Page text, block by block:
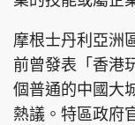
摩根士丹利亞洲
前曾發表「香港
個普通的中國大
熱議。特區政府